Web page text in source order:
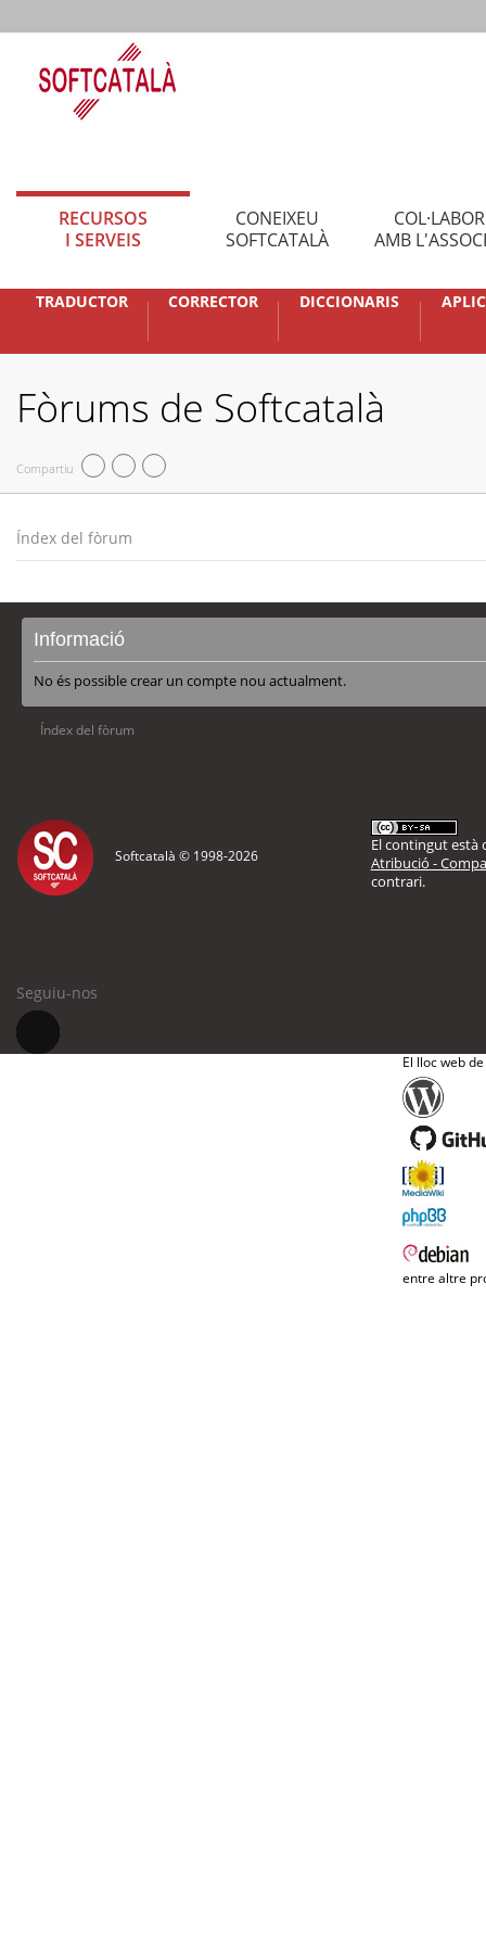
RECURSOS
I SERVEIS
CONEIXEU
SOFTCATALÀ
AMB
TRADUCTOR CORRECTOR DICCIONARIS
Fòrums de Softcatalà
Compartiu
Índex del fòrum
Informació
No és possible crear un compte nou actualment.
Índex del fòrum
Softcatalà © 1998-2026
El contingut està
Atribució -
contrari.
Seguiu-nos
El lloc web
entre altre